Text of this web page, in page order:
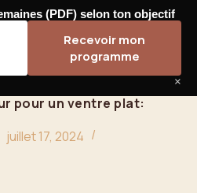
pour un ventre plat:
juillet 17, 2024
(PDF) selon ton objectif
Recevoir mon
programme
×